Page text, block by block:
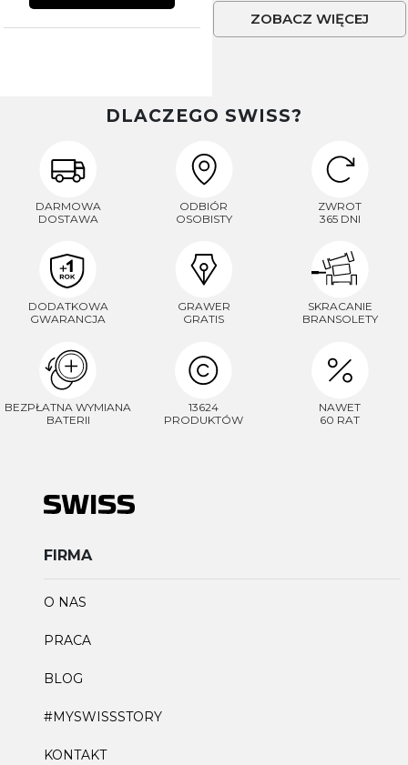
ZOBACZ WIĘCEJ
DLACZEGO SWISS?
DARMOWA
DOSTAWA
ODBIÓR
OSOBISTY
ZWROT
365 DNI
DODATKOWA
GWARANCJA
GRAWER
GRATIS
SKRACANIE
BRANSOLETY
BEZPŁATNA WYMIANA
BATERII
13624
PRODUKTÓW
NAWET
60 RAT
FIRMA
O NAS
PRACA
BLOG
#MYSWISSSTORY
KONTAKT